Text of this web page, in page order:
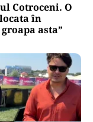
Cotroceni. O
în
asta”